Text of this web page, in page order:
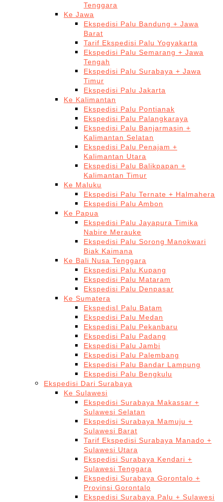
Tenggara
Ke Jawa
Ekspedisi Palu Bandung + Jawa
Barat
Tarif Ekspedisi Palu Yogyakarta
Ekspedisi Palu Semarang + Jawa
Tengah
Ekspedisi Palu Surabaya + Jawa
Timur
Ekspedisi Palu Jakarta
Ke Kalimantan
Ekspedisi Palu Pontianak
Ekspedisi Palu Palangkaraya
Ekspedisi Palu Banjarmasin +
Kalimantan Selatan
Ekspedisi Palu Penajam +
Kalimantan Utara
Ekspedisi Palu Balikpapan +
Kalimantan Timur
Ke Maluku
Ekspedisi Palu Ternate + Halmahera
Ekspedisi Palu Ambon
Ke Papua
Ekspedisi Palu Jayapura Timika
Nabire Merauke
Ekspedisi Palu Sorong Manokwari
Biak Kaimana
Ke Bali Nusa Tenggara
Ekspedisi Palu Kupang
Ekspedisi Palu Mataram
Ekspedisi Palu Denpasar
Ke Sumatera
EkspedisI Palu Batam
Ekspedisi Palu Medan
Ekspedisi Palu Pekanbaru
Ekspedisi Palu Padang
Ekspedisi Palu Jambi
Ekspedisi Palu Palembang
Ekspedisi Palu Bandar Lampung
Ekspedisi Palu Bengkulu
Ekspedisi Dari Surabaya
Ke Sulawesi
Ekspedisi Surabaya Makassar +
Sulawesi Selatan
Ekspedisi Surabaya Mamuju +
Sulawesi Barat
Tarif Ekspedisi Surabaya Manado +
Sulawesi Utara
Ekspedisi Surabaya Kendari +
Sulawesi Tenggara
Ekspedisi Surabaya Gorontalo +
Provinsi Gorontalo
Ekspedisi Surabaya Palu + Sulawesi